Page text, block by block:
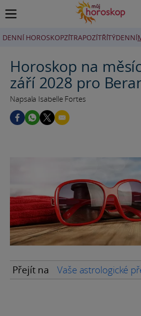
DENNÍ HOROSKOPZÍTRAPOZÍTŘÍTÝDENNÍ
Horoskop na měsíc
září 2028 pro
Napsala Isabelle Fortes
Přejít na Vaše astrologické